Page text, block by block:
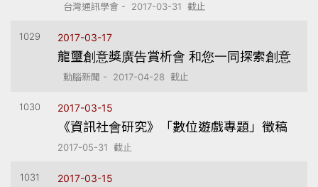
台灣通訊學會 - 2017-03-31 截止
1029 2017-03-17
龍璽創意獎廣告賞析會 和您一同探索創意
動腦新聞 - 2017-04-28 截止
1030 2017-03-15
《資訊社會研究》「數位遊戲專題」徵稿
2017-05-31 截止
1031 2017-03-15